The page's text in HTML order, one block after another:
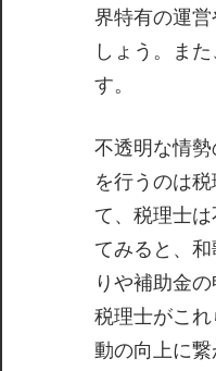
界特有の運
しょう。ま
す。
不透明な情
を行うのは
て、税理士
てみると、
りや補助金
税理士がこ
動の向上に繋